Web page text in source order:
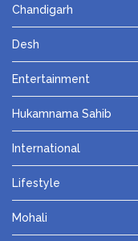
Chandigarh
Desh
Entertainment
Hukamnama Sahib
International
Lifestyle
Mohali